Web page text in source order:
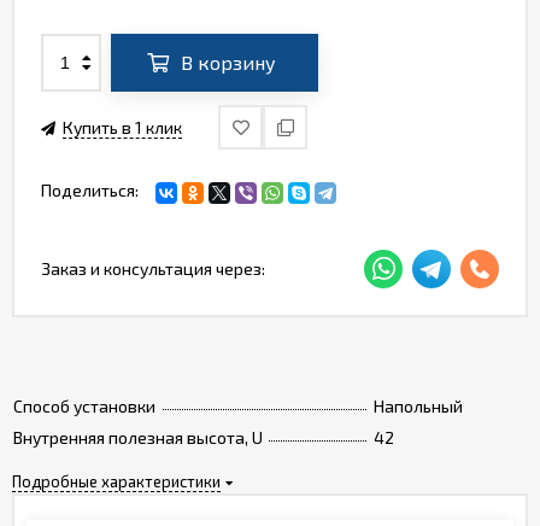
Способ установки
Напольный
Внутренняя полезная высота, U
42
Подробные характеристики
В корзину
Купить в 1 клик
Поделиться:
Заказ и консультация через: